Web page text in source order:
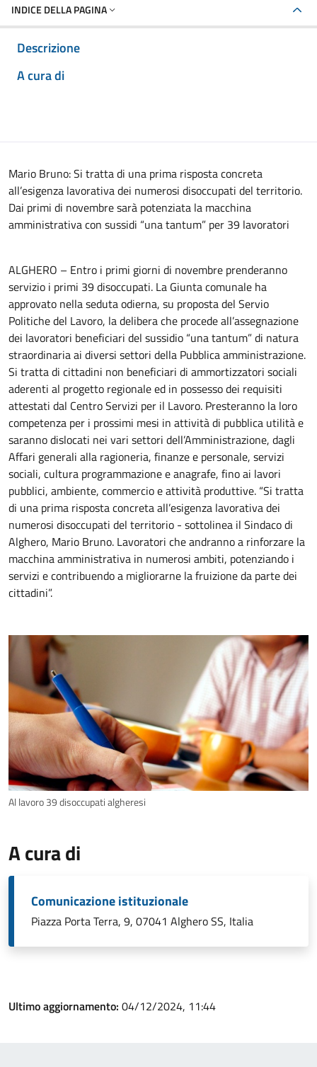
INDICE DELLA PAGINA
Descrizione
A cura di
Mario Bruno: Si tratta di una prima risposta concreta
all’esigenza lavorativa dei numerosi disoccupati del territorio.
Dai primi di novembre sarà potenziata la macchina
amministrativa con sussidi “una tantum” per 39 lavoratori
ALGHERO – Entro i primi giorni di novembre prenderanno
servizio i primi 39 disoccupati. La Giunta comunale ha
approvato nella seduta odierna, su proposta del Servio
Politiche del Lavoro, la delibera che procede all’assegnazione
dei lavoratori beneficiari del sussidio “una tantum” di natura
straordinaria ai diversi settori della Pubblica amministrazione.
Si tratta di cittadini non beneficiari di ammortizzatori sociali
aderenti al progetto regionale ed in possesso dei requisiti
attestati dal Centro Servizi per il Lavoro. Presteranno la loro
competenza per i prossimi mesi in attività di pubblica utilità e
saranno dislocati nei vari settori dell’Amministrazione, dagli
Affari generali alla ragioneria, finanze e personale, servizi
sociali, cultura programmazione e anagrafe, fino ai lavori
pubblici, ambiente, commercio e attività produttive. “Si tratta
di una prima risposta concreta all’esigenza lavorativa dei
numerosi disoccupati del territorio - sottolinea il Sindaco di
Alghero, Mario Bruno. Lavoratori che andranno a rinforzare la
macchina amministrativa in numerosi ambiti, potenziando i
servizi e contribuendo a migliorarne la fruizione da parte dei
cittadini”.
Al lavoro 39 disoccupati algheresi
A cura di
Comunicazione istituzionale
Piazza Porta Terra, 9, 07041 Alghero SS, Italia
Ultimo aggiornamento: 04/12/2024, 11:44